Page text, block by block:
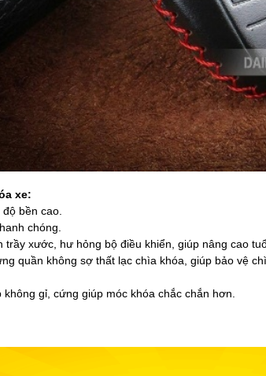
xe:
bền cao.
chóng.
xước, hư hỏng bộ điều khiển, giúp nâng cao
quần không sợ thất lạc chìa khóa, giúp bảo vệ
gỉ, cứng giúp móc khóa chắc chắn hơn.